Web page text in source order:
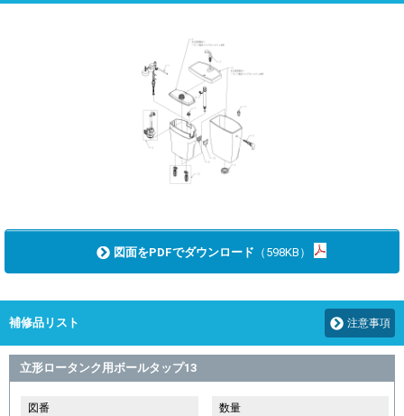
図面をPDFでダウンロード （598KB）
補修品リスト 注意事項
立形ロータンク用ボールタップ13
図番
数量